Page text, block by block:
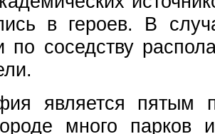
в героев. В
по соседству
является пятым
много парков и